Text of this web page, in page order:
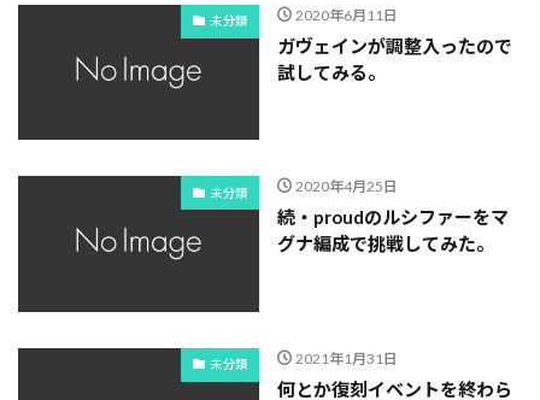
未分類 2020年6月11日
ガヴェインが調整入ったので
試してみる。
未分類 2020年4月25日
続・proudのルシファーをマ
グナ編成で挑戦してみた。
未分類 2021年1月31日
何とか復刻イベントを終わら